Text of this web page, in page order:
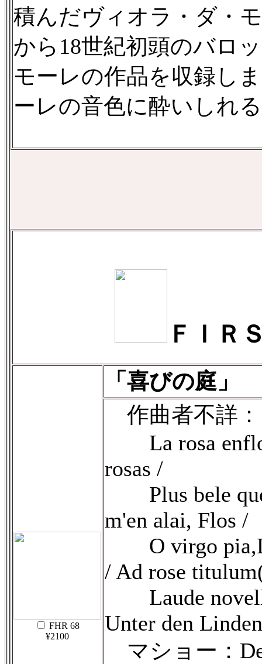
積んだヴィオラ・ダ・
から18世紀初頭のバロ
モーレの作品を収録し
ーレの音色に酔いしれ
ＦＩＲ
FHR 68
¥2100
「喜びの庭」
作曲者不詳：
La rosa
rosas /
Plus bele que
m'en alai, Flos /
O virgo
/ Ad rose
Laude
Unter den Linden
マショー：